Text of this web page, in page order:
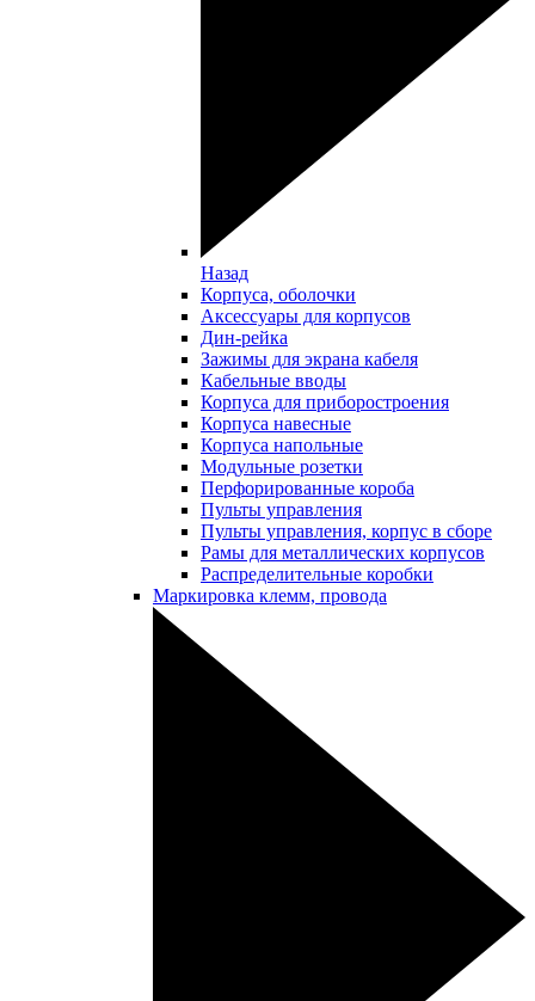
Назад
Корпуса, оболочки
Аксессуары для корпусов
Дин-рейка
Зажимы для экрана кабеля
Кабельные вводы
Корпуса для приборостроения
Корпуса навесные
Корпуса напольные
Модульные розетки
Перфорированные короба
Пульты управления
Пульты управления, корпус в сборе
Рамы для металлических корпусов
Распределительные коробки
Маркировка клемм, провода